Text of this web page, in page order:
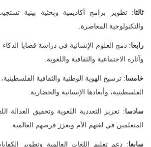
ثالثا: تطوير برامج أكاديمية وبحثية بينية
والتكنولوجية المعاصرة.
رابعا: دمج العلوم الإنسانية في دراسة قضايا الذكاء
وآثاره الاجتماعية والثقافية واللغوية.
خامسا: ترسيخ الهوية الوطنية والثقافية
الفلسطينية، وأبعادها الإنسانية والحضارية.
سادسا: تعزيز التعددية اللغوية وتحقيق العدالة
المتعلمين في لغتهم الأم ويعزز فرصهم العالمية.
سابعا: دعم تعليم اللغات العالمية وتطوير